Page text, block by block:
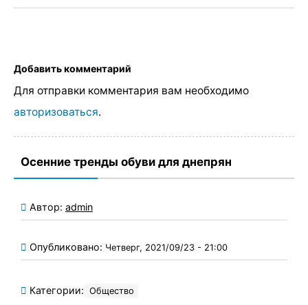
Добавить комментарий
Для отправки комментария вам необходимо
авторизоваться.
Осенние тренды обуви для днепрян
Автор: admin
Опубликовано: Четверг, 2021/09/23 - 21:00
Категории: Общество